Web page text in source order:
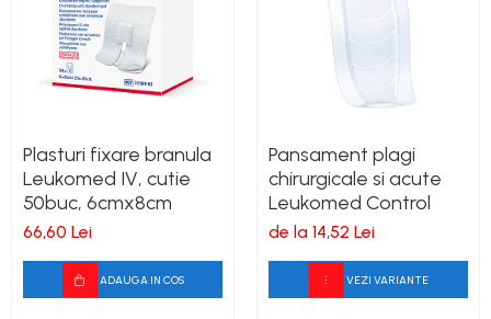
Plasturi fixare branula
Leukomed IV, cutie
50buc, 6cmx8cm
66,60 Lei
ADAUGA IN COS
Pansament plagi
chirurgicale si acute
Leukomed Control
de la 14,52 Lei
VEZI VARIANTE